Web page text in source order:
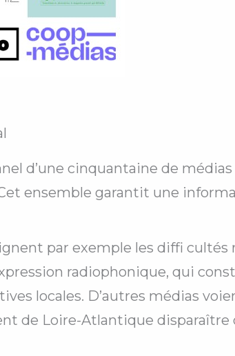
d’une cinquantaine de
ensemble garantit une
par exemple les diffi cultés
radiophonique, qui
locales. D’autres médias
de Loire-Atlantique disparaître